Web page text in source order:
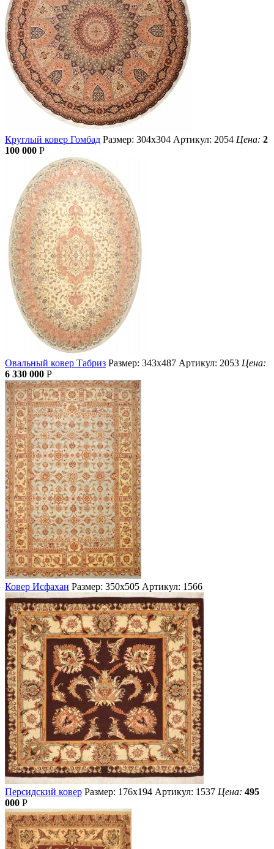
Круглый ковер Гомбад Размер: 304х304 Артикул: 2054 Цена: 2
100 000 Р
Овальный ковер Табриз Размер: 343х487 Артикул: 2053 Цена:
6 330 000 Р
Ковер Исфахан Размер: 350х505 Артикул: 1566
Персидский ковер Размер: 176х194 Артикул: 1537 Цена: 495
000 Р